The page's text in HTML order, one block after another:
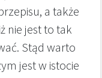
a także
nie jest to tak
Stąd warto
jest w istocie